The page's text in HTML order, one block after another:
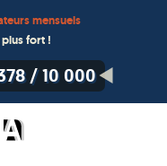
mensuels
fort !
/10 000